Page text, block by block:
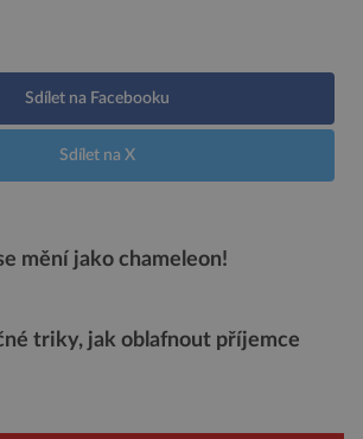
Sdílet na Facebooku
Sdílet na X
mění jako chameleon!
triky, jak oblafnout příjemce